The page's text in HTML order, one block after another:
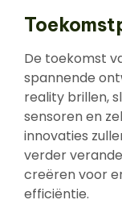
De toekomst
spannende
reality brillen,
sensoren en
innovaties
verder
creëren voor
efficiëntie.